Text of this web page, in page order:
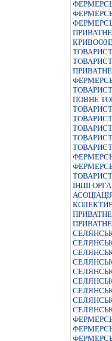
ПОВНЕ
IНШI